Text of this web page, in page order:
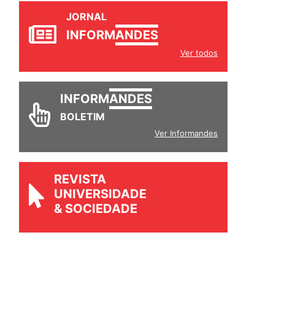
JORNAL
Ver todos
INFORM
Ver Informandes
REVISTA
UNIVERSIDADE